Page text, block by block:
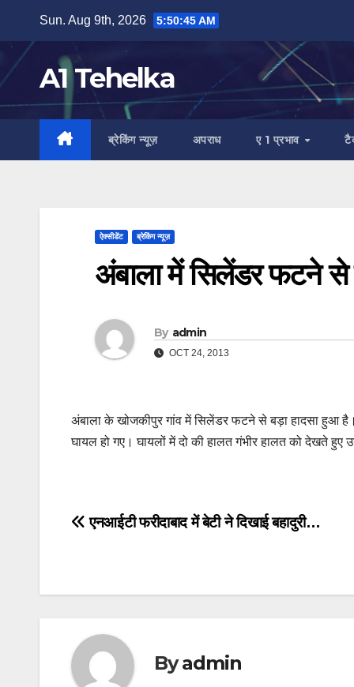
content
Sun. Aug 9th, 2026 5:50:46 AM
A1 Tehelka
ब्रेकिंग न्यूज़ अपराध ए 1 प्रभाव
ऐक्सीडेंट ब्रेकिंग न्यूज़
अंबाला में सिलेंडर फटने से
By admin
OCT 24, 2013
अंबाला के खोजकीपुर गांव में सिलेंडर फटने से बड़ा हादसा हुआ
घायल हो गए। घायलों में दो की हालत गंभीर हालत को देखते हुए
Post
एनआईटी फरीदाबाद में बेटी ने दिखाई बहादुरी…
Byadmin